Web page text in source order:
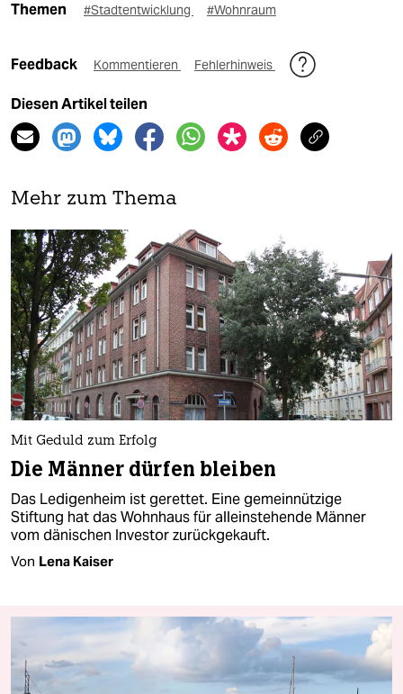
Themen #Stadtentwicklung #Wohnraum
Feedback Kommentieren Fehlerhinweis
Diesen Artikel teilen
Mehr zum Thema
Mit Geduld zum Erfolg
Die Männer dürfen bleiben
Das Ledigenheim ist gerettet. Eine gemeinnützige
Stiftung hat das Wohnhaus für alleinstehende Männer
vom dänischen Investor zurückgekauft.
Von Lena Kaiser